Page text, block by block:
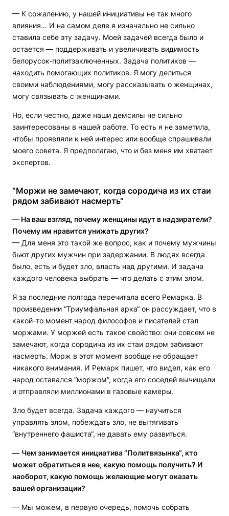
— К сожалению, у нашей инициативы не так много
влияния… И на самом деле я изначально не сильно
ставила себе эту задачу. Моей задачей всегда было и
остается — поддерживать и увеличивать видимость
белорусок-политзаключенных. Задача политиков —
находить помогающих политиков. Я могу делиться
своими наблюдениями, могу рассказывать о женщинах,
могу связывать с женщинами.
Но, если честно, даже наши демсилы не сильно
заинтересованы в нашей работе. То есть я не заметила,
чтобы проявляли к ней интерес или вообще спрашивали
моего совета. Я предполагаю, что и без меня им хватает
экспертов.
“Моржи не замечают, когда сородича из их стаи
рядом забивают насмерть“
— На ваш взгляд, почему женщины идут в надзиратели?
Почему им нравится унижать других?
— Для меня это такой же вопрос, как и почему мужчины
бьют других мужчин при задержании. В людях всегда
было, есть и будет зло, власть над другими. И задача
каждого человека выбрать — что делать с этим злом.
Я за последние полгода перечитала всего Ремарка. В
произведении “Триумфальная арка“ он рассуждает, что в
какой-то момент народ философов и писателей стал
моржами. У моржей есть такое свойство: они совсем не
замечают, когда сородича из их стаи рядом забивают
насмерть. Морж в этот момент вообще не обращает
никакого внимания. И Ремарк пишет, что видел, как его
народ оставался “моржом”, когда его соседей вычищали
и отправляли миллионами в газовые камеры.
Зло будет всегда. Задача каждого — научиться
управлять злом, побеждать зло, не вытягивать
“внутреннего фашиста“, не давать ему развиться.
— Чем занимается инициатива “Политвязынка“, кто
может обратиться в нее, какую помощь получить? И
наоборот, какую помощь желающие могут оказать
вашей организации?
— Мы можем, в первую очередь, помочь собрать